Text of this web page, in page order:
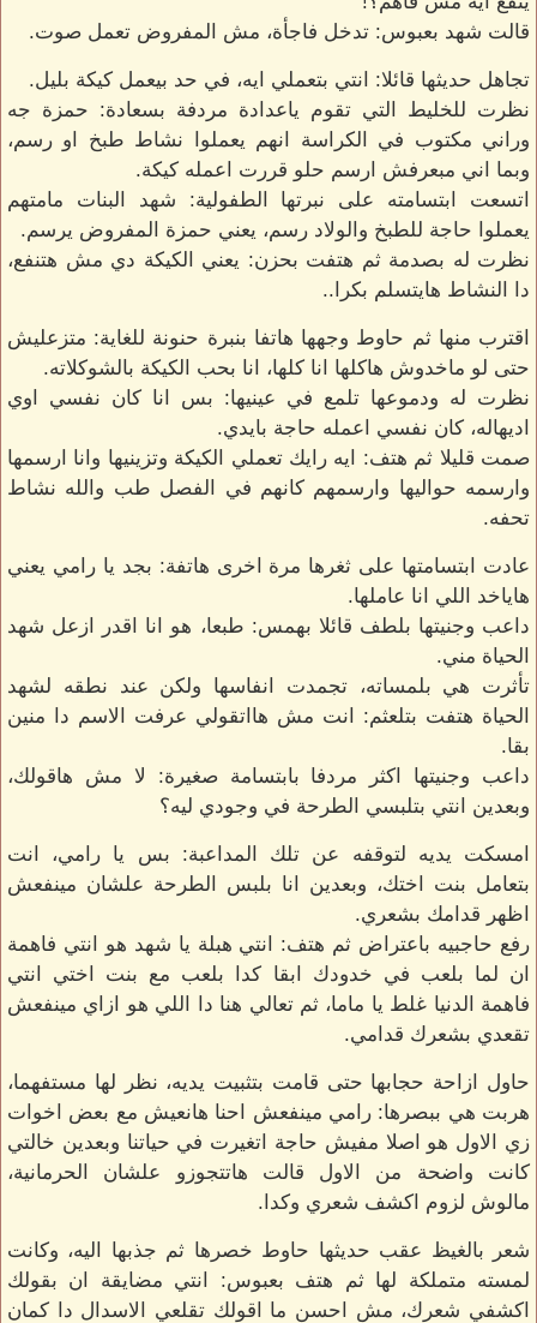
قالت شهد بعبوس: تدخل فاجأة، مش المفروض تعمل صوت.
تجاهل حديثها قائلا: انتي بتعملي ايه، في حد بيعمل كيكة بليل.
نظرت للخليط التي تقوم ياعدادة مردفة بسعادة: حمزة جه
وراني مكتوب في الكراسة انهم يعملوا نشاط طبخ او رسم،
وبما اني مبعرفش ارسم حلو قررت اعمله كيكة.
اتسعت ابتسامته على نبرتها الطفولية: شهد البنات مامتهم
يعملوا حاجة للطبخ والولاد رسم، يعني حمزة المفروض يرسم.
نظرت له بصدمة ثم هتفت بحزن: يعني الكيكة دي مش هتنفع،
دا النشاط هايتسلم بكرا..
اقترب منها ثم حاوط وجهها هاتفا بنبرة حنونة للغاية: متزعليش
حتى لو ماخدوش هاكلها انا كلها، انا بحب الكيكة بالشوكلاته.
نظرت له ودموعها تلمع في عينيها: بس انا كان نفسي اوي
اديهاله، كان نفسي اعمله حاجة بايدي.
صمت قليلا ثم هتف: ايه رايك تعملي الكيكة وتزينيها وانا ارسمها
وارسمه حواليها وارسمهم كانهم في الفصل طب والله نشاط
تحفه.
عادت ابتسامتها على ثغرها مرة اخرى هاتفة: بجد يا رامي يعني
هاياخد اللي انا عاملها.
داعب وجنيتها بلطف قائلا بهمس: طبعا، هو انا اقدر ازعل شهد
الحياة مني.
تأثرت هي بلمساته، تجمدت انفاسها ولكن عند نطقه لشهد
الحياة هتفت بتلعثم: انت مش هااتقولي عرفت الاسم دا منين
بقا.
داعب وجنيتها اكثر مردفا بابتسامة صغيرة: لا مش هاقولك،
وبعدين انتي بتلبسي الطرحة في وجودي ليه؟
امسكت يديه لتوقفه عن تلك المداعبة: بس يا رامي، انت
بتعامل بنت اختك، وبعدين انا بلبس الطرحة علشان مينفعش
اظهر قدامك بشعري.
رفع حاجبيه باعتراض ثم هتف: انتي هبلة يا شهد هو انتي فاهمة
ان لما بلعب في خدودك ابقا كدا بلعب مع بنت اختي انتي
فاهمة الدنيا غلط يا ماما، ثم تعالي هنا دا اللي هو ازاي مينفعش
تقعدي بشعرك قدامي.
حاول ازاحة حجابها حتى قامت بتثبيت يديه، نظر لها مستفهما،
هربت هي ببصرها: رامي مينفعش احنا هانعيش مع بعض اخوات
زي الاول هو اصلا مفيش حاجة اتغيرت في حياتنا وبعدين خالتي
كانت واضحة من الاول قالت هاتتجوزو علشان الحرمانية،
مالوش لزوم اكشف شعري وكدا.
شعر بالغيظ عقب حديثها حاوط خصرها ثم جذبها اليه، وكانت
لمسته متملكة لها ثم هتف بعبوس: انتي مضايقة ان بقولك
اكشفي شعرك، مش احسن ما اقولك تقلعي الاسدال دا كمان